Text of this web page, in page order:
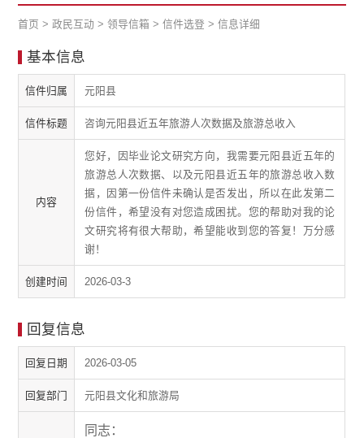
首页 >政民互动 >领导信箱 >信件选登 > 信息详细
基本信息
信件归属 元阳县
信件标题 咨询元阳县近五年旅游人次数据及旅游总收入
内容
您好，因毕业论文研究方向，我需要元阳县近五年的
旅游总人次数据、以及元阳县近五年的旅游总收入数
据，因第一份信件未确认是否发出，所以在此发第二
份信件，希望没有对您造成困扰。您的帮助对我的论
文研究将有很大帮助，希望能收到您的答复！万分感
谢！
创建时间 2026-03-3
回复信息
回复日期 2026-03-05
回复部门 元阳县文化和旅游局
同志：